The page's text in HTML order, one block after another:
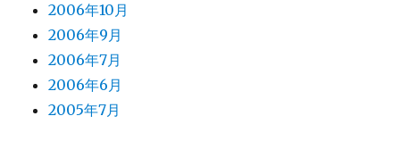
2006年10月
2006年9月
2006年7月
2006年6月
2005年7月